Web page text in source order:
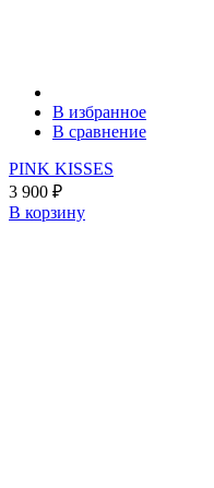
В избранное
В сравнение
PINK KISSES
3 900 ₽
В корзину